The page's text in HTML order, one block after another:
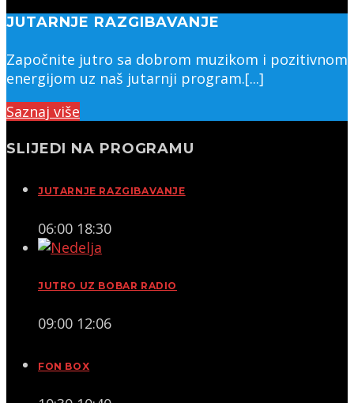
JUTARNJE RAZGIBAVANJE
Započnite jutro sa dobrom muzikom i pozitivnom
energijom uz naš jutarnji program.[...]
Saznaj više
SLIJEDI NA PROGRAMU
JUTARNJE RAZGIBAVANJE
06:00 18:30
JUTRO UZ BOBAR RADIO
09:00 12:06
FON BOX